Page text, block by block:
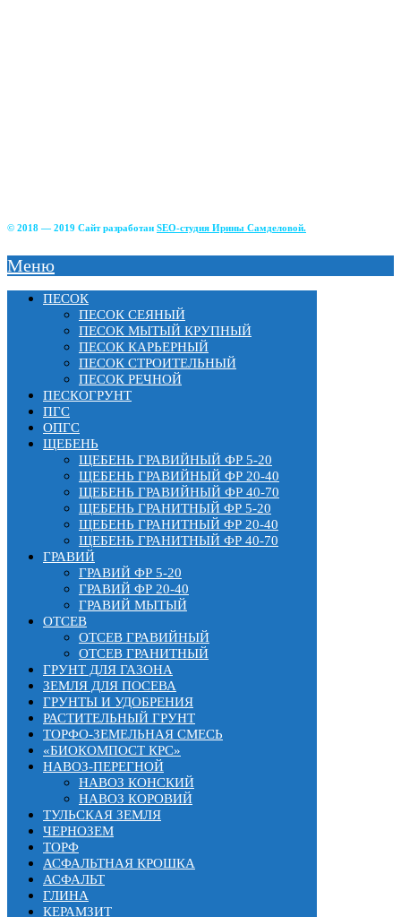
© 2018 — 2019 Сайт разработан SEO-студия Ирины Самделовой.
Меню
ПЕСОК
ПЕСОК СЕЯНЫЙ
ПЕСОК МЫТЫЙ КРУПНЫЙ
ПЕСОК КАРЬЕРНЫЙ
ПЕСОК СТРОИТЕЛЬНЫЙ
ПЕСОК РЕЧНОЙ
ПЕСКОГРУНТ
ПГС
ОПГС
ЩЕБЕНЬ
ЩЕБЕНЬ ГРАВИЙНЫЙ ФР 5-20
ЩЕБЕНЬ ГРАВИЙНЫЙ ФР 20-40
ЩЕБЕНЬ ГРАВИЙНЫЙ ФР 40-70
ЩЕБЕНЬ ГРАНИТНЫЙ ФР 5-20
ЩЕБЕНЬ ГРАНИТНЫЙ ФР 20-40
ЩЕБЕНЬ ГРАНИТНЫЙ ФР 40-70
ГРАВИЙ
ГРАВИЙ ФР 5-20
ГРАВИЙ ФР 20-40
ГРАВИЙ МЫТЫЙ
ОТСЕВ
ОТСЕВ ГРАВИЙНЫЙ
ОТСЕВ ГРАНИТНЫЙ
ГРУНТ ДЛЯ ГАЗОНА
ЗЕМЛЯ ДЛЯ ПОСЕВА
ГРУНТЫ И УДОБРЕНИЯ
РАСТИТЕЛЬНЫЙ ГРУНТ
ТОРФО-ЗЕМЕЛЬНАЯ СМЕСЬ
«БИОКОМПОСТ КРС»
НАВОЗ-ПЕРЕГНОЙ
НАВОЗ КОНСКИЙ
НАВОЗ КОРОВИЙ
ТУЛЬСКАЯ ЗЕМЛЯ
ЧЕРНОЗЕМ
ТОРФ
АСФАЛЬТНАЯ КРОШКА
АСФАЛЬТ
ГЛИНА
КЕРАМЗИТ